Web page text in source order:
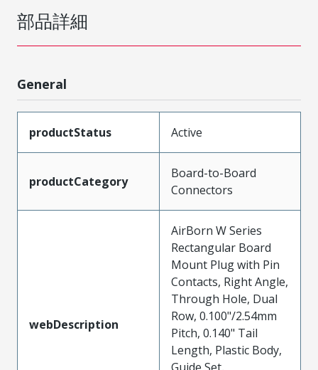
部品詳細
General
productStatus Active
productCategory
Board-to-Board
Connectors
webDescription
AirBorn W Series
Rectangular Board
Mount Plug with Pin
Contacts, Right Angle,
Through Hole, Dual
Row, 0.100"/2.54mm
Pitch, 0.140" Tail
Length, Plastic Body,
Guide Set,